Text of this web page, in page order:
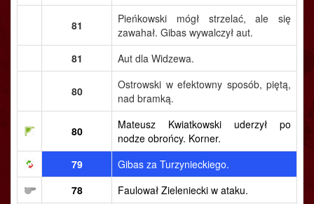
81
Pieńkowski mógł strzelać, ale się
zawahał. Gibas wywalczył aut.
81
Aut dla Widzewa.
80
Ostrowski w efektowny sposób, piętą,
nad bramką.
80
Mateusz Kwiatkowski uderzył po
nodze obrońcy. Korner.
79
Gibas za Turzynieckiego.
78
Faulował Zieleniecki w ataku.